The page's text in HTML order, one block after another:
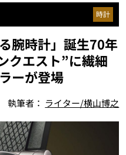
時計
腕時計」誕生70年
クエスト”に繊細
ーが登場
執筆者： ライター/横山博之